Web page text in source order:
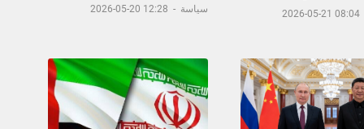
08:04 21-05-2026 سياسة -
12:28 20-05-2026